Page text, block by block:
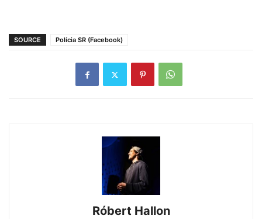
SOURCE Polícia SR (Facebook)
Róbert Hallon